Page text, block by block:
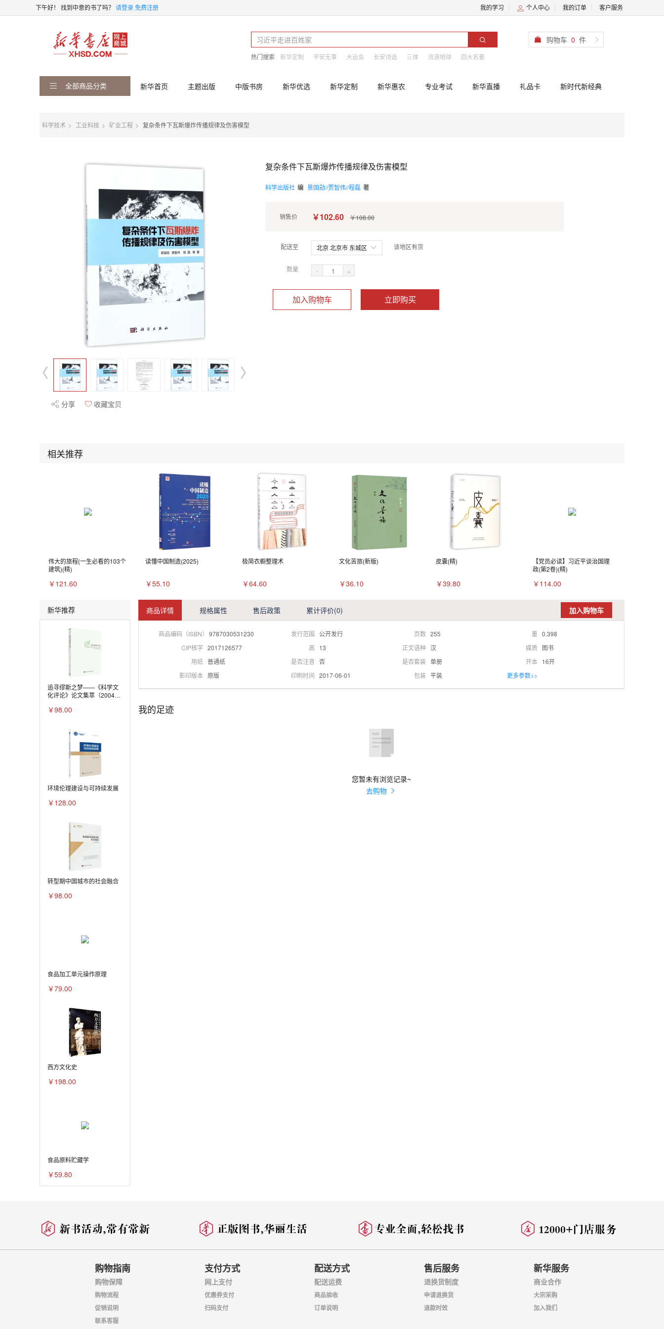
下午好！ 找到中意的书了吗？ 请登录免费注册 我的学习 个人中心 我的订单 客户服务
热门搜索 新华定制 平安无事 大运会 长安诗选 三体 流浪地球 四大名著
购物车 0 件
全部商品分类 新华首页 主题出版 中版书房 新华优选 新华定制 新华惠农 专业考试 新华直播 礼品卡 新时代新经典
科学技术 工业科技 矿业工程 复杂条件下瓦斯爆炸传播规律及伤害模型
分享 收藏宝贝
复杂条件下瓦斯爆炸传播规律及伤害模型
科学出版社 编 景国勋//贾智伟//程磊 著
销售价 ￥102.60 ￥108.00
配送至 北京 北京市 东城区 该地区有货
数量 - +
加入购物车 立即购买
相关推荐
伟大的旅程(一生必看的103个
建筑)(精)
￥121.60
读懂中国制造(2025)
￥55.10
极简衣橱整理术
￥64.60
文化苦旅(新版)
￥36.10
皮囊(精)
￥39.80
【党员必读】习近平谈治国理
政(第2卷)(精)
￥114.00
新华推荐
追寻缪斯之梦——《科学文
化评论》论文集萃（2004～
￥98.00
环境伦理建设与可持续发展
￥128.00
转型期中国城市的社会融合
￥98.00
食品加工单元操作原理
￥79.00
西方文化史
￥198.00
食品原料贮藏学
￥59.80
商品详情 规格属性 售后政策 累计评价(0) 加入购物车
商品编码（ISBN） 9787030531230 发行范围 公开发行 页数 255 重 0.398
CIP核字 2017126577 高 13 正文语种 汉 媒质
图书
用纸 普通纸 是否注音 否 是否套装 单册 开本
16开
影印版本 原版 印刷时间 2017-06-01 包装 平装 更多参数>>
我的足迹
您暂未有浏览记录~
去购物
购物指南
购物保障
购物流程
促销说明
联系客服
支付方式
网上支付
优惠券支付
扫码支付
配送方式
配送运费
商品验收
订单说明
售后服务
退换货制度
申请退换货
退款时效
新华服务
商业合作
大宗采购
加入我们